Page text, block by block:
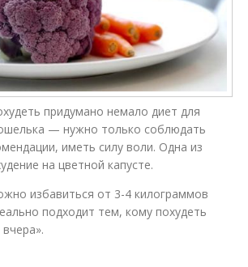
придумано немало диет для
— нужно только соблюдать
иметь силу воли. Одна из
на цветной капусте.
избавиться от 3-4 килограммов
подходит тем, кому похудеть